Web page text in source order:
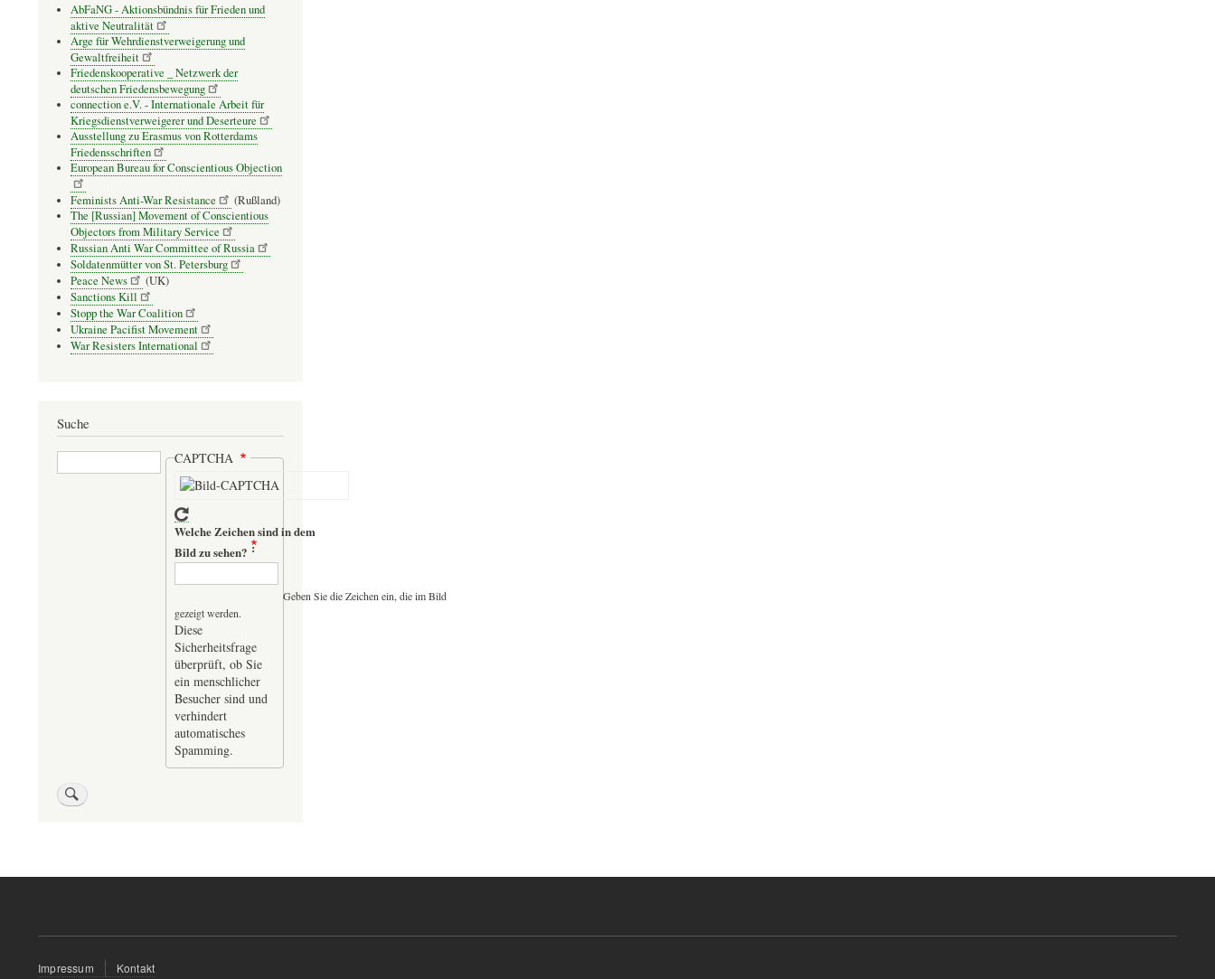
AbFaNG - Aktionsbündnis für Frieden und
aktive Neutralität
Arge für Wehrdienstverweigerung und
Gewaltfreiheit
Friedenskooperative _ Netzwerk der
deutschen Friedensbewegung
connection e.V. - Inter­na­tio­nale Arbeit für
Kriegs­dienst­ver­wei­gerer und Deser­teure
Ausstellung zu Erasmus von Rotterdams
Friedensschriften
European Bureau for Conscientious Objection
Feminists Anti-War Resistance
(Rußland)
The [Russian] Movement of Conscientious
Objectors from Military Service
Russian Anti War Committee of Russia
Soldatenmütter von St. Petersburg
Peace News
(UK)
Sanctions Kill
Stopp the War Coalition
Ukraine Pacifist Movement
War Resisters International
Suche
Suche CAPTCHA
Welche Zeichen sind in dem
Bild zu sehen?
Geben Sie die Zeichen ein, die im Bild
gezeigt werden.
Diese
Sicherheitsfrage
überprüft, ob Sie
ein menschlicher
Besucher sind und
verhindert
automatisches
Spamming.
Fußzeilenmenü
Impressum Kontakt